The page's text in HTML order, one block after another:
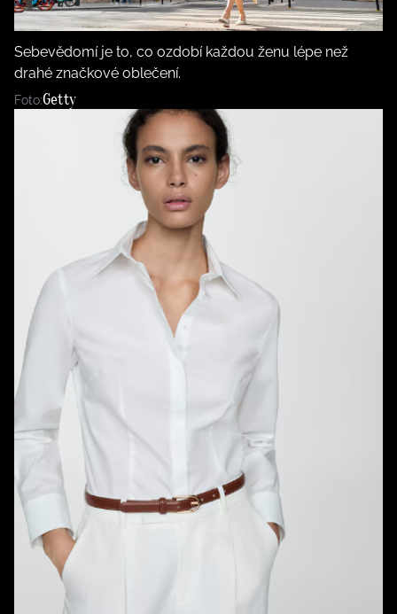
Sebevědomí je to, co ozdobí každou ženu lépe než
drahé značkové oblečení.
Foto:Getty